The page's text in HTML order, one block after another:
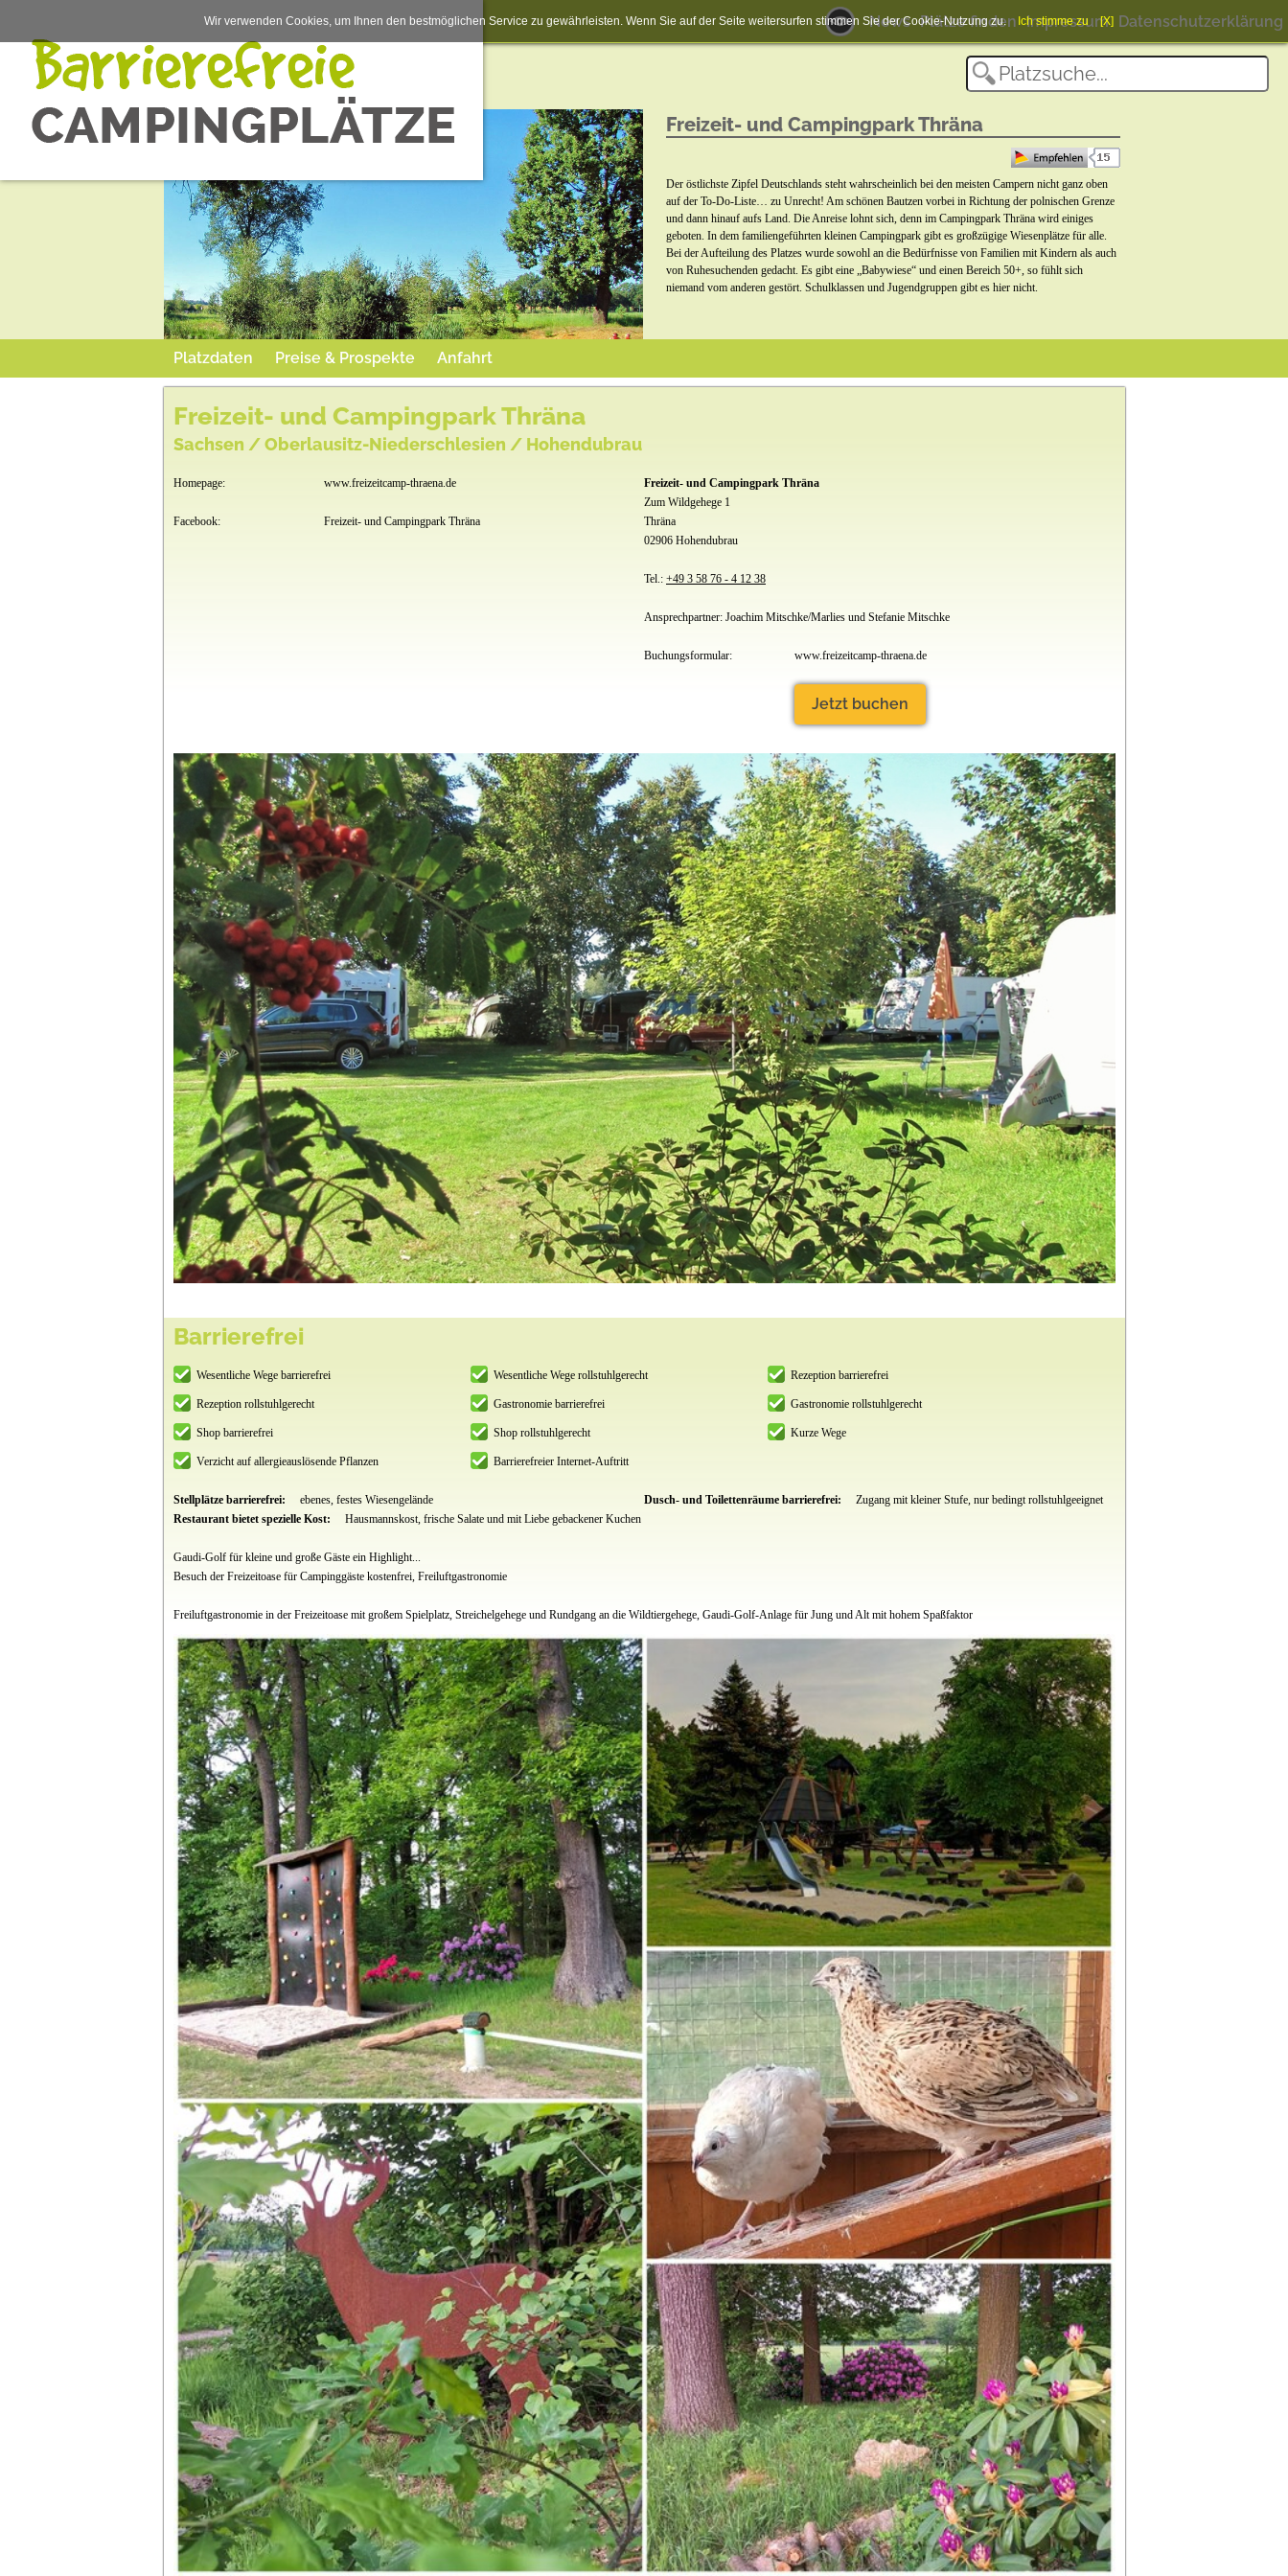
News Plätze finden Impressum Datenschutzerklärung
Freizeit- und Campingpark Thräna
Der östlichste Zipfel Deutschlands steht wahrscheinlich bei den meisten Campern nicht ganz oben
auf der To-Do-Liste… zu Unrecht! Am schönen Bautzen vorbei in Richtung der polnischen Grenze
und dann hinauf aufs Land. Die Anreise lohnt sich, denn im Campingpark Thräna wird einiges
geboten. In dem familiengeführten kleinen Campingpark gibt es großzügige Wiesenplätze für alle.
Bei der Aufteilung des Platzes wurde sowohl an die Bedürfnisse von Familien mit Kindern als auch
von Ruhesuchenden gedacht. Es gibt eine „Babywiese“ und einen Bereich 50+, so fühlt sich
niemand vom anderen gestört. Schulklassen und Jugendgruppen gibt es hier nicht.
Platzdaten Preise & Prospekte Anfahrt
Freizeit- und Campingpark Thräna
Sachsen / Oberlausitz-Niederschlesien / Hohendubrau
Homepage: www.freizeitcamp-thraena.de
Facebook: Freizeit- und Campingpark Thräna
Freizeit- und Campingpark Thräna
Zum Wildgehege 1
Thräna
02906 Hohendubrau
Tel.: +49 3 58 76 - 4 12 38
Ansprechpartner: Joachim Mitschke/Marlies und Stefanie Mitschke
Buchungsformular: www.freizeitcamp-thraena.de
Jetzt buchen
Barrierefrei
Wesentliche Wege barrierefrei Wesentliche Wege rollstuhlgerecht Rezeption barrierefrei
Rezeption rollstuhlgerecht Gastronomie barrierefrei Gastronomie rollstuhlgerecht
Shop barrierefrei Shop rollstuhlgerecht Kurze Wege
Verzicht auf allergieauslösende Pflanzen Barrierefreier Internet-Auftritt
Stellplätze barrierefrei: ebenes, festes Wiesengelände Dusch- und Toilettenräume barrierefrei:
Zugang mit kleiner Stufe, nur bedingt rollstuhlgeeignet
Restaurant bietet spezielle Kost:
Hausmannskost, frische Salate und mit Liebe gebackener Kuchen
Gaudi-Golf für kleine und große Gäste ein Highlight...
Besuch der Freizeitoase für Campinggäste kostenfrei, Freiluftgastronomie
Freiluftgastronomie in der Freizeitoase mit großem Spielplatz, Streichelgehege und Rundgang an die Wildtiergehege, Gaudi-Golf-Anlage für Jung und Alt mit hohem Spaßfaktor
Wir verwenden Cookies, um Ihnen den bestmöglichen Service zu gewährleisten. Wenn Sie auf der Seite weitersurfen stimmen Sie der Cookie-Nutzung zu. Ich stimme zu [X]